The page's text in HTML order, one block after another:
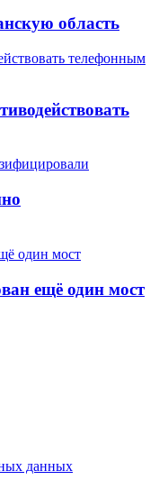
область
ещё один мост
данных